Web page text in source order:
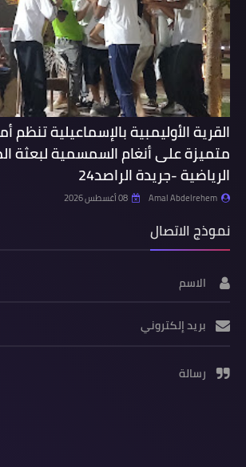
القرية الأوليمبية بالإسماعيلية تنظم
متميزة على أنغام السمسمية لبعثة
الرياضية -جريدة الراصد24
Amal Abdelrehem 08 أغسطس 2026
نموذج الاتصال
الاسم
بريد إلكتروني
رسالة